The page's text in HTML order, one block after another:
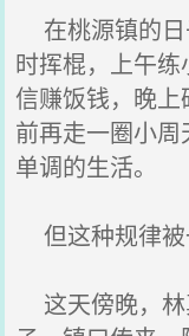
在桃源镇的日
时挥棍，上午
信赚饭钱，晚
前再走一圈小
单调的生活。
但这种规律被
这天傍晚，林